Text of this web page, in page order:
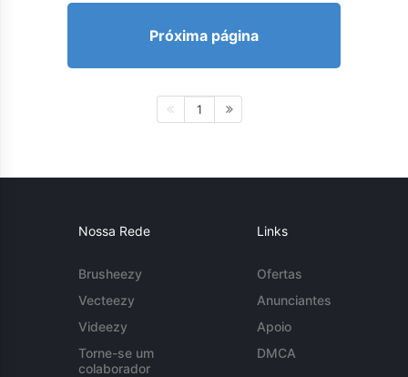
Próxima página
1
Nossa Rede
Brusheezy
Vecteezy
Videezy
Torne-se um
colaborador
Links
Ofertas
Anunciantes
Apoio
DMCA